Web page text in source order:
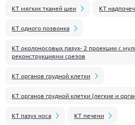
КТ мягких тканей шеи КТ
КТ одного позвонка
КТ околоносовых пазух- 2 проекции с
реконструкциями срезов
КТ органов грудной клетки
КТ органов грудной клетки (легкие и
КТ пазух носа КТ печени